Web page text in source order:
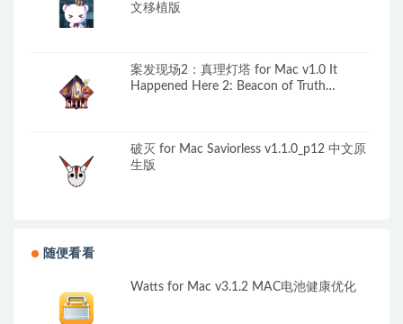
文移植版
案发现场2：真理灯塔 for Mac v1.0 It
Happened Here 2: Beacon of Truth
破灭 for Mac Saviorless v1.1.0_p12 中文原
生版
随便看看
Watts for Mac v3.1.2 MAC电池健康优化